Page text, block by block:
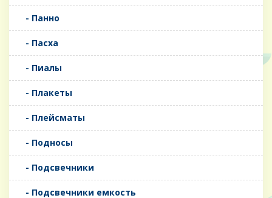
- Панно
- Пасха
- Пиалы
- Плакеты
- Плейсматы
- Подносы
- Подсвечники
- Подсвечники емкость